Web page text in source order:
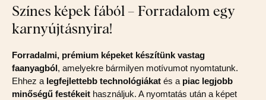
Színes képek fából – Forradalom egy
karnyújtásnyira!
Forradalmi, prémium képeket készítünk vastag
faanyagból, amelyekre bármilyen motívumot nyomtatunk.
Ehhez a legfejlettebb technológiákat és a piac legjobb
minőségű festékeit használjuk. A nyomtatás után a képet